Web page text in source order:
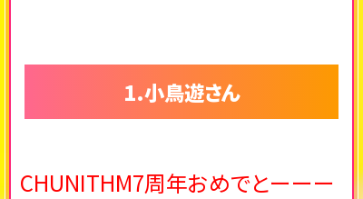
1.小鳥遊さん
CHUNITHM7周年おめでとーーー